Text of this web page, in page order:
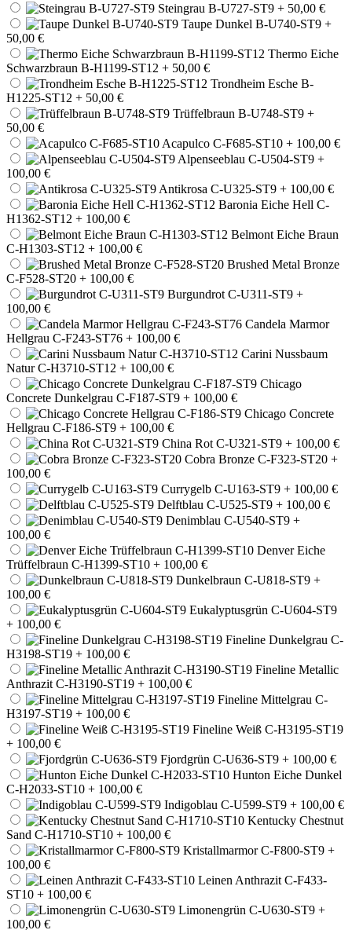
Steingrau B-U727-ST9 + 50,00 €
Taupe Dunkel B-U740-ST9 +
50,00 €
Thermo Eiche
Schwarzbraun B-H1199-ST12 + 50,00 €
Trondheim Esche B-
H1225-ST12 + 50,00 €
Trüffelbraun B-U748-ST9 +
50,00 €
Acapulco C-F685-ST10 + 100,00 €
Alpenseeblau C-U504-ST9 +
100,00 €
Antikrosa C-U325-ST9 + 100,00 €
Baronia Eiche Hell C-
H1362-ST12 + 100,00 €
Belmont Eiche Braun
C-H1303-ST12 + 100,00 €
Brushed Metal Bronze
C-F528-ST20 + 100,00 €
Burgundrot C-U311-ST9 +
100,00 €
Candela Marmor
Hellgrau C-F243-ST76 + 100,00 €
Carini Nussbaum
Natur C-H3710-ST12 + 100,00 €
Chicago
Concrete Dunkelgrau C-F187-ST9 + 100,00 €
Chicago Concrete
Hellgrau C-F186-ST9 + 100,00 €
China Rot C-U321-ST9 + 100,00 €
Cobra Bronze C-F323-ST20 +
100,00 €
Currygelb C-U163-ST9 + 100,00 €
Delftblau C-U525-ST9 + 100,00 €
Denimblau C-U540-ST9 +
100,00 €
Denver Eiche
Trüffelbraun C-H1399-ST10 + 100,00 €
Dunkelbraun C-U818-ST9 +
100,00 €
Eukalyptusgrün C-U604-ST9
+ 100,00 €
Fineline Dunkelgrau C-
H3198-ST19 + 100,00 €
Fineline Metallic
Anthrazit C-H3190-ST19 + 100,00 €
Fineline Mittelgrau C-
H3197-ST19 + 100,00 €
Fineline Weiß C-H3195-ST19
+ 100,00 €
Fjordgrün C-U636-ST9 + 100,00 €
Hunton Eiche Dunkel
C-H2033-ST10 + 100,00 €
Indigoblau C-U599-ST9 + 100,00 €
Kentucky Chestnut
Sand C-H1710-ST10 + 100,00 €
Kristallmarmor C-F800-ST9 +
100,00 €
Leinen Anthrazit C-F433-
ST10 + 100,00 €
Limonengrün C-U630-ST9 +
100,00 €